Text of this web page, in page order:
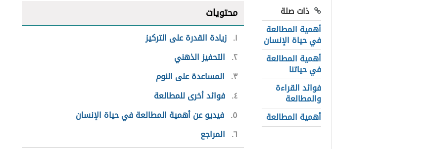
ذات صلة
أهمية المطالعة
في حياة الإنسان
أهمية المطالعة
في حياتنا
فوائد القراءة
والمطالعة
أهمية المطالعة
محتويات
١ زيادة القدرة على التركيز
٢ التحفيز الذهني
٣ المساعدة على النوم
٤ فوائد أخرى للمطالعة
٥ فيديو عن أهمية المطالعة في حياة الإنسان
٦ المراجع